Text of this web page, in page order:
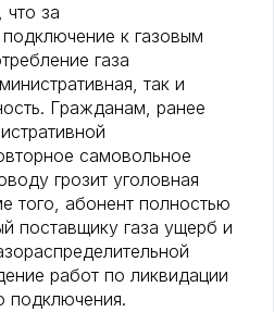
за
к газовым
газа
так и
Гражданам, ранее
самовольное
грозит уголовная
того, абонент полностью
поставщику газа ущерб и
работ по ликвидации
подключения.